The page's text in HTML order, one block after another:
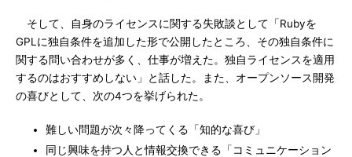
そして、自身のライセンスに関する失敗談として「Rubyを
GPLに独自条件を追加した形で公開したところ、その独自条件に
関する問い合わせが多く、仕事が増えた。独自ライセンスを適用
するのはおすすめしない」と話した。また、オープンソース開発
の喜びとして、次の4つを挙げられた。
難しい問題が次々降ってくる「知的な喜び」
同じ興味を持つ人と情報交換できる「コミュニケーション